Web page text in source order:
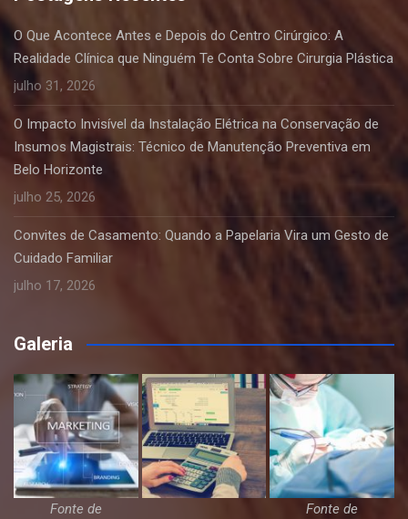
O Que Acontece Antes e Depois do Centro Cirúrgico: A
Realidade Clínica que Ninguém Te Conta Sobre Cirurgia Plástica
julho 31, 2026
O Impacto Invisível da Instalação Elétrica na Conservação de
Insumos Magistrais: Técnico de Manutenção Preventiva em
Belo Horizonte
julho 25, 2026
Convites de Casamento: Quando a Papelaria Vira um Gesto de
Cuidado Familiar
julho 17, 2026
Galeria
Fonte de
Fonte de